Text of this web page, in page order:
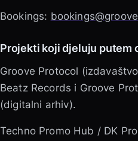
Bookings:
Projekti koji djeluju putem
Groove Protocol
Beatz Records i Groove
(digitalni arhiv).
Techno Promo Hub / DK